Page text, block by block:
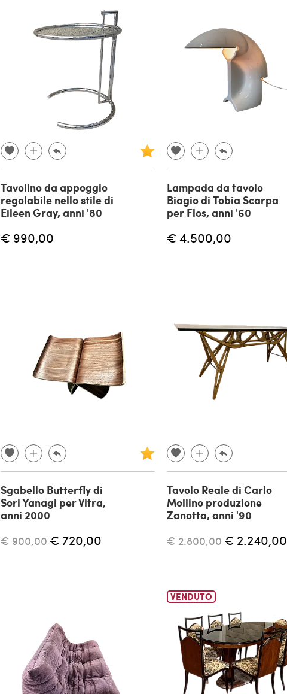
Tavolino da appoggio
regolabile nello stile di
Eileen Gray, anni '80
€ 990,00
Lampada da tavolo
Biagio di Tobia Scarpa
per Flos, anni '60
€ 4.500,00
Sgabello Butterfly di
Sori Yanagi per Vitra,
anni 2000
€ 900,00 € 720,00
Tavolo Reale di Carlo
Mollino produzione
Zanotta, anni '90
€ 2.800,00 € 2.240,00
VENDUTO